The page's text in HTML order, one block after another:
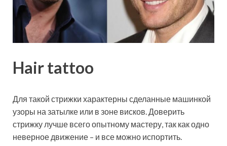
Hair tattoo
Для такой стрижки характерны сделанные машинкой
узоры на затылке или в зоне висков. Доверить
стрижку лучше всего опытному мастеру, так как одно
неверное движение – и все можно испортить.